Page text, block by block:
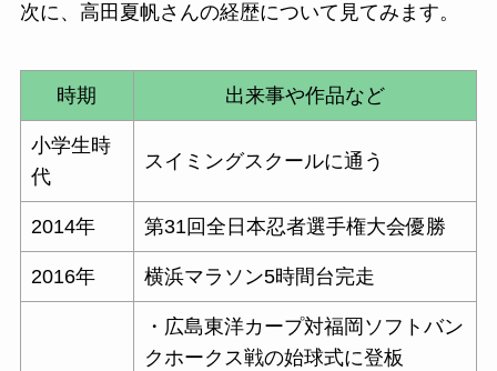
次に、高田夏帆さんの経歴について見てみます。
時期 出来事や作品など
小学生時
代
スイミングスクールに通う
2014年 第31回全日本忍者選手権大会優勝
2016年 横浜マラソン5時間台完走
・広島東洋カープ対福岡ソフトバン
クホークス戦の始球式に登板